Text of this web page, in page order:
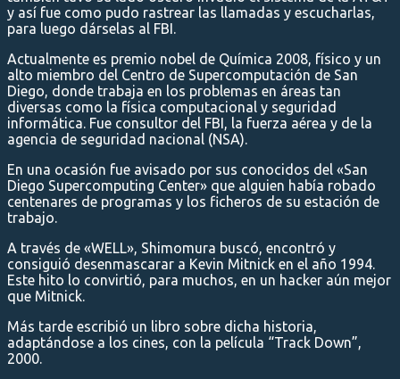
y así fue como pudo rastrear las llamadas y escucharlas,
para luego dárselas al FBI.
Actualmente es premio nobel de Química 2008, físico y un
alto miembro del Centro de Supercomputación de San
Diego, donde trabaja en los problemas en áreas tan
diversas como la física computacional y seguridad
informática. Fue consultor del FBI, la fuerza aérea y de la
agencia de seguridad nacional (NSA).
En una ocasión fue avisado por sus conocidos del «San
Diego Supercomputing Center» que alguien había robado
centenares de programas y los ficheros de su estación de
trabajo.
A través de «WELL», Shimomura buscó, encontró y
consiguió desenmascarar a Kevin Mitnick en el año 1994.
Este hito lo convirtió, para muchos, en un hacker aún mejor
que Mitnick.
Más tarde escribió un libro sobre dicha historia,
adaptándose a los cines, con la película “Track Down”,
2000.